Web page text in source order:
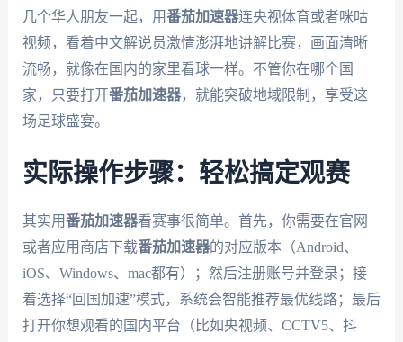
几个华人朋友一起，用番茄加速器连央视体育或者咪咕
视频，看着中文解说员激情澎湃地讲解比赛，画面清晰
流畅，就像在国内的家里看球一样。不管你在哪个国
家，只要打开番茄加速器，就能突破地域限制，享受这
场足球盛宴。
实际操作步骤：轻松搞定观赛
其实用番茄加速器看赛事很简单。首先，你需要在官网
或者应用商店下载番茄加速器的对应版本（Android、
iOS、Windows、mac都有）；然后注册账号并登录；接
着选择“回国加速”模式，系统会智能推荐最优线路；最后
打开你想观看的国内平台（比如央视频、CCTV5、抖